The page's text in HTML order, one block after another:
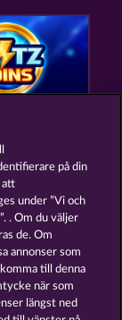
på din
att
under ”Vi och
. Om du väljer
de. Om
annonser som
till denna
när som
längst ned